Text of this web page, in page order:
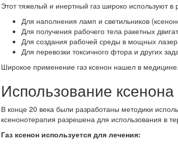
Этот тяжелый и инертный газ широко используют в
Для наполнения ламп и светильников
Для получения рабочего тела ракетных
Для создания рабочей среды в мощных
Для перевозки токсичного фтора и других
Широкое применение газ ксенон нашел в медицине.
Использование
В конце 20 века были разработаны методики
ксенонотерапия разрешена для использования в
Газ ксенон используется для лечения: